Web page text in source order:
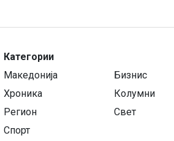
Категории
Македонија
Бизнис
Хроника
Колумни
Регион
Свет
Спорт